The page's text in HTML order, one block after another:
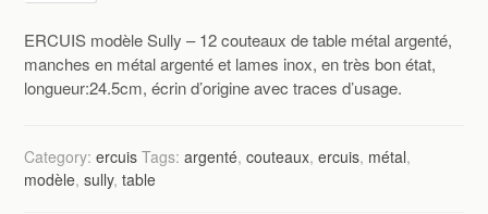
ERCUIS modèle Sully – 12 couteaux de table métal argenté,
manches en métal argenté et lames inox, en très bon état,
longueur:24.5cm, écrin d’origine avec traces d’usage.
Category:ercuis Tags:argenté,couteaux,ercuis, métal,
modèle,sully,table